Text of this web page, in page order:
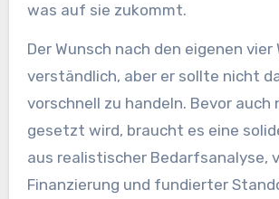
was auf sie zukommt.
Der Wunsch nach den eigenen vier
verständlich, aber er sollte nicht
vorschnell zu handeln. Bevor auch
gesetzt wird, braucht es eine
aus realistischer Bedarfsanalyse,
Finanzierung und fundierter